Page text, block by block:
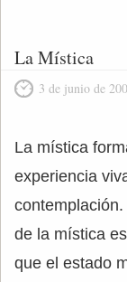
La Mística
3 de junio de
La mística
experiencia
de la mística
que el estado